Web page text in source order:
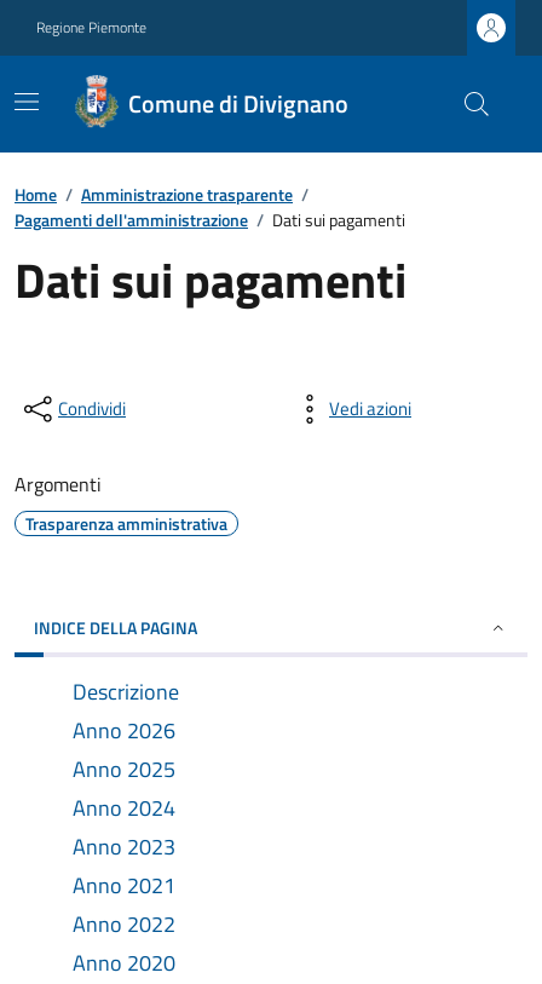
Regione Piemonte
Comune di Divignano
Home / Amministrazione trasparente /
Pagamenti dell'amministrazione / Dati sui pagamenti
Dati sui pagamenti
Condividi Vedi azioni
Argomenti
Trasparenza amministrativa
INDICE DELLA PAGINA
Descrizione
Anno 2026
Anno 2025
Anno 2024
Anno 2023
Anno 2021
Anno 2022
Anno 2020